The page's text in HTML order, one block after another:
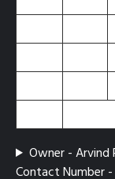
Owner - Arvind
Contact Number